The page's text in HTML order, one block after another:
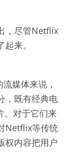
，尽管Netflix
来。
媒体来说，
，既有经典电
。对于它们来
Netflix等传统
权内容把用户